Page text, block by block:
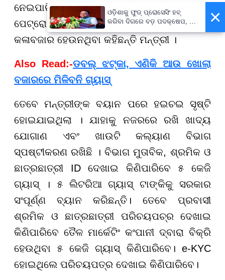
ନେଇପାରିବେ । ରାଜ୍ୟରେ ଏବେ ଗ୍ୟାସ୍ ଓ
ପେଟ୍ରୋଲର କୌଣସି ଅଭାବ ନଥିବା ବେଳେ
କଳାବଜାର ହେଉନଥିବା କହିଛନ୍ତି ମନ୍ତ୍ରୀ ।
Also Read:-ଡବଲ୍ ଝଟ୍‌କା, ଏଣିକି ଆଉ ଖୋଲା
ବଜାରରେ ମିଳିବନି ଗ୍ୟାସ୍
ତେବେ ମନ୍ତ୍ରୀଙ୍କ ବୟାନ ପରେ ହଇଚଇ ସୃଷ୍ଟି
ହୋଇଯାଇଥିଲା । ଯାହାକୁ ନଜରରେ ରଖି ଖାଦ୍ୟ
ଯୋଗାଣ ଏବଂ ଖାଉଟି କଲ୍ୟାଣ ବିଭାଗ
ସ୍ପଷ୍ଟୀକରଣ ରଖିଛି । ବିଭାଗ ମୁତାବିକ, ଶ୍ରମିକ ଓ
ଛାତ୍ରଛାତ୍ରୀ ID ଦେଖାଇ କିଣିପାରିବେ ୫ କେଜି
ଗ୍ୟାସ୍ । ୫ ଲିଟରିଆ ଗ୍ୟାସ୍ ଟାଙ୍କିକୁ ସରକାର
ସଂପୂର୍ଣ୍ଣ ବ୍ୟାନ କରିଛନ୍ତି। ତେବେ ପ୍ରବାସୀ
ଶ୍ରମିକ ଓ ଛାତ୍ରଛାତ୍ରୀ ପରିଚୟପଚ୍ର ଦେଖାଇ
କିଣିପାରିବେ ତୈଳ ମାର୍କେଟିଂ କଂପାନୀ ଦ୍ବାରା ବିକ୍ରି
ହେଉଥିବା ୫ କେଜି ଗ୍ୟାସ୍ କିଣିପାରିବେ। e-KYC
ହୋଇଥିଲେ ପରିଚୟପତ୍ର ଦେଖାଇ କିଣିପାରିବେ।
×
ଓଡ଼ିଶାକୁ ଫୁଡ୍ ପ୍ରୋସେସିଂ ହବ୍
କରିବା ଦିଗରେ ବଡ଼ ପଦକ୍ଷେପ, ୪୨
ହଜାରରୁ ଅଧିକ ନିଯୁକ୍ତି ସୁଯୋଗ